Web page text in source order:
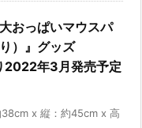
おっぱいマウスパ
）』グッズ
2022年3月発売予定
38cm x 縦：約45cm x 高